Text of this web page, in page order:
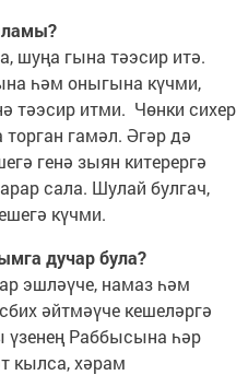
шуңа гына тәэсир итә.
һәм оныгына күчми,
тәэсир итми. Чөнки сихер
гамәл. Әгәр дә
генә зыян китерергә
сала. Шулай булгач,
күчми.
дучар була?
эшләүче, намаз һәм
әйтмәүче кешеләргә
үзенең Раббысына һәр
кылса, хәрам